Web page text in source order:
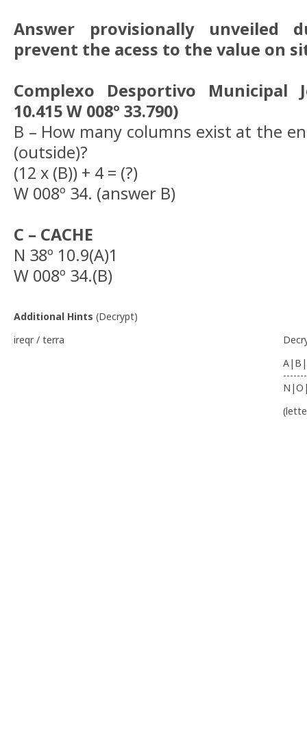
Answer provisionally
prevent the acess to the value on
Complexo Desportivo Municipal
10.415 W 008º 33.790)
B – How many columns exist at the
(outside)?
(12 x (B)) + 4 = (?)
W 008º 34. (answer B)
C – CACHE
N 38º 10.9(A)1
W 008º 34.(B)
Additional Hints (Decrypt)
ireqr / terra